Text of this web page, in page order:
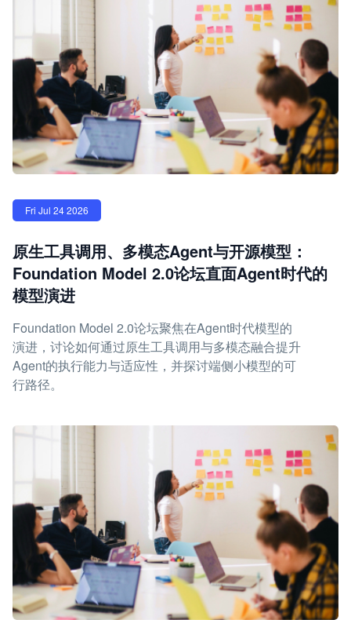
Fri Jul 24 2026
原生工具调用、多模态Agent与开源模型：
Foundation Model 2.0论坛直面Agent时代的
模型演进
Foundation Model 2.0论坛聚焦在Agent时代模型的
演进，讨论如何通过原生工具调用与多模态融合提升
Agent的执行能力与适应性，并探讨端侧小模型的可
行路径。